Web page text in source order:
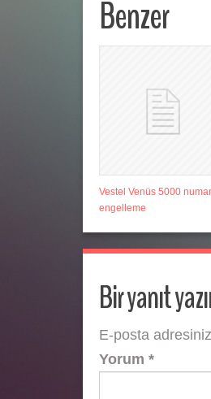
Benzer
Vestel Venüs 5000
engelleme
Bir yanıt
E-posta
Yorum *